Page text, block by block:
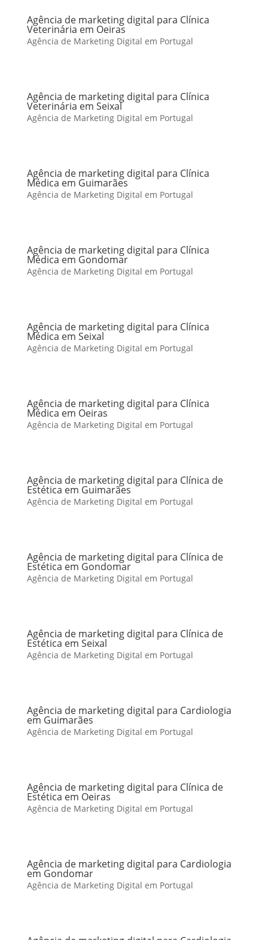
Agência de marketing digital para Clínica
Veterinária em Oeiras
Agência de Marketing Digital em Portugal
Agência de marketing digital para Clínica
Veterinária em Seixal
Agência de Marketing Digital em Portugal
Agência de marketing digital para Clínica
Médica em Guimarães
Agência de Marketing Digital em Portugal
Agência de marketing digital para Clínica
Médica em Gondomar
Agência de Marketing Digital em Portugal
Agência de marketing digital para Clínica
Médica em Seixal
Agência de Marketing Digital em Portugal
Agência de marketing digital para Clínica
Médica em Oeiras
Agência de Marketing Digital em Portugal
Agência de marketing digital para Clínica de
Estética em Guimarães
Agência de Marketing Digital em Portugal
Agência de marketing digital para Clínica de
Estética em Gondomar
Agência de Marketing Digital em Portugal
Agência de marketing digital para Clínica de
Estética em Seixal
Agência de Marketing Digital em Portugal
Agência de marketing digital para Cardiologia
em Guimarães
Agência de Marketing Digital em Portugal
Agência de marketing digital para Clínica de
Estética em Oeiras
Agência de Marketing Digital em Portugal
Agência de marketing digital para Cardiologia
em Gondomar
Agência de Marketing Digital em Portugal